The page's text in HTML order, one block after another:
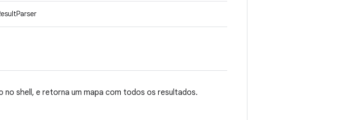
shell, e retorna um mapa com todos os resultados.